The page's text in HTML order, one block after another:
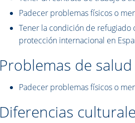
Padecer problemas físicos o
Tener la condición de
protección internacional en
Problemas de salud
Padecer problemas físicos o
Diferencias